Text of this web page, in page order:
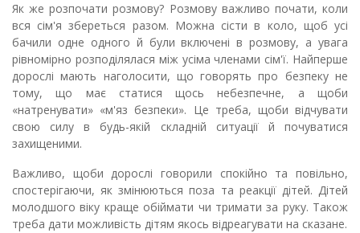
Як же розпочати розмову? Розмову важливо почати, коли
вся сім'я збереться разом. Можна сісти в коло, щоб усі
бачили одне одного й були включені в розмову, а увага
рівномірно розподілялася між усіма членами сім'ї. Найперше
дорослі мають наголосити, що говорять про безпеку не
тому, що має статися щось небезпечне, а щоби
«натренувати» «м'яз безпеки». Це треба, щоби відчувати
свою силу в будь-якій складній ситуації й почуватися
захищеними.
Важливо, щоби дорослі говорили спокійно та повільно,
спостерігаючи, як змінюються поза та реакції дітей. Дітей
молодшого віку краще обіймати чи тримати за руку. Також
треба дати можливість дітям якось відреагувати на сказане.